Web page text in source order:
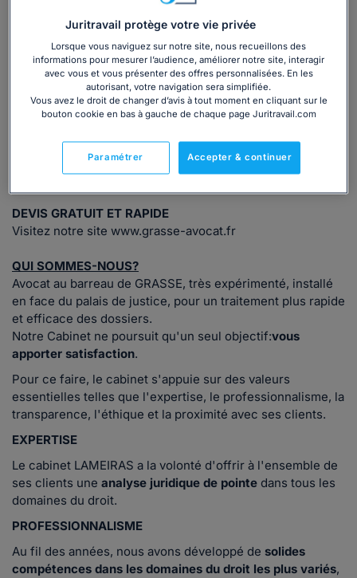
Consulter immédiatement
ou appelez le01 75 75 42 33(8h à 21h du lundi au
vendredi)
Vous êtes avocat ?
Présentation
DEVIS GRATUIT ET RAPIDE
Visitez notre site www.grasse-avocat.fr
QUI SOMMES-NOUS?
Avocat au barreau de GRASSE, très expérimenté, installé
en face du palais de justice, pour un traitement plus rapide
et efficace des dossiers.
Notre Cabinet ne poursuit qu'un seul objectif:vous
apporter satisfaction.
Pour ce faire, le cabinet s'appuie sur des valeurs
essentielles telles que l'expertise, le professionnalisme, la
transparence, l'éthique et la proximité avec ses clients.
EXPERTISE
Le cabinet LAMEIRAS a la volonté d'offrir à l'ensemble de
ses clients une analyse juridique de pointe dans tous les
domaines du droit.
PROFESSIONNALISME
Au fil des années, nous avons développé de solides
compétences dans les domaines du droit les plus variés,
Juritravail protège votre vie privée
Lorsque vous naviguez sur notre site, nous recueillons des
informations pour mesurer l’audience, améliorer notre site, interagir
avec vous et vous présenter des offres personnalisées. En les
autorisant, votre navigation sera simplifiée.
Vous avez le droit de changer d’avis à tout moment en cliquant sur le
bouton cookie en bas à gauche de chaque page Juritravail.com
Accepter & continuer
Paramétrer